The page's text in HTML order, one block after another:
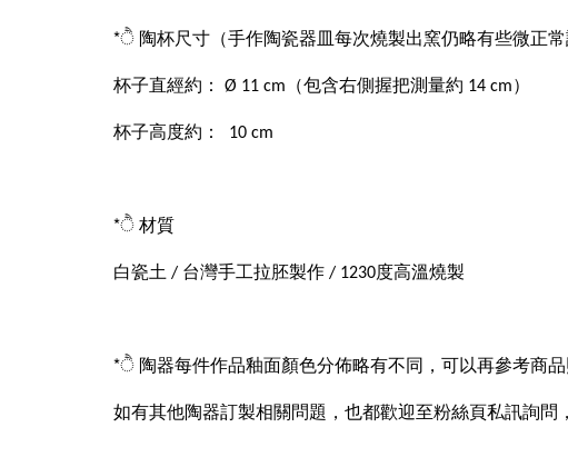
*ੈ 陶杯尺寸（手作陶瓷器皿每次燒製出窯仍略有些微正常
杯子直經約： Ø 11 cm（包含右側握把測量約 14 cm）
杯子高度約： 10 cm
*ੈ 材質
白瓷土 / 台灣手工拉胚製作 / 1230度高溫燒製
*ੈ 陶器每件作品釉面顏色分佈略有不同，可以再參考商品
如有其他陶器訂製相關問題，也都歡迎至粉絲頁私訊詢問